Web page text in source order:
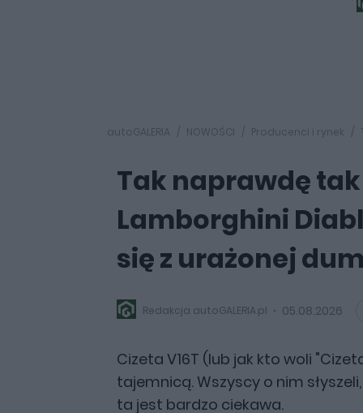
autoGALERIA NOWOŚCI Producenci i rynek
Tak naprawdę
Lamborghini
się z urażonej
Redakcja autoGALERIA.pl 05.08.2026
Cizeta V16T (lub jak kto woli
tajemnicą. Wszyscy o nim
ta jest bardzo ciekawa.